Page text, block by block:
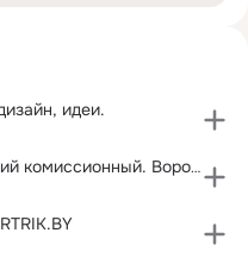
идеи.
МАМИН СУНДУЧОК детский комиссионный. Воронеж.